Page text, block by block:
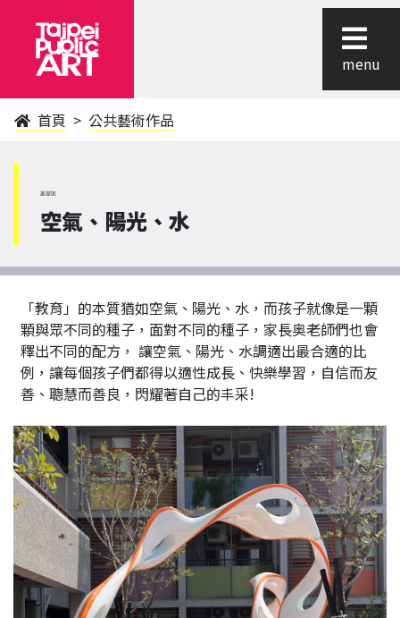
menu
首頁 公共藝術作品
萬華區
空氣、陽光、水
「教育」的本質猶如空氣、陽光、水，而孩子就像是一顆
顆與眾不同的種子，面對不同的種子，家長奥老師們也會
釋出不同的配方， 讓空氣、陽光、水調適出最合適的比
例，讓每個孩子們都得以適性成長、快樂學習，自信而友
善、聰慧而善良，閃耀著自己的丰采!